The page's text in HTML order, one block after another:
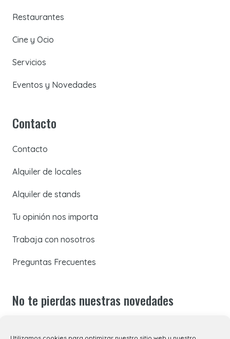
Restaurantes
Cine y Ocio
Servicios
Eventos y Novedades
Contacto
Contacto
Alquiler de locales
Alquiler de stands
Tu opinión nos importa
Trabaja con nosotros
Preguntas Frecuentes
No te pierdas nuestras novedades